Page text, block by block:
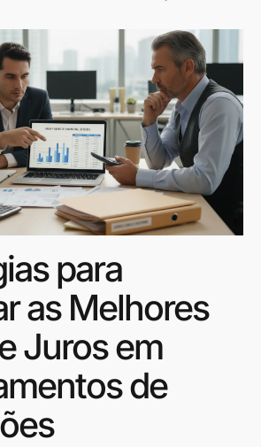
para
as Melhores
Juros em
de